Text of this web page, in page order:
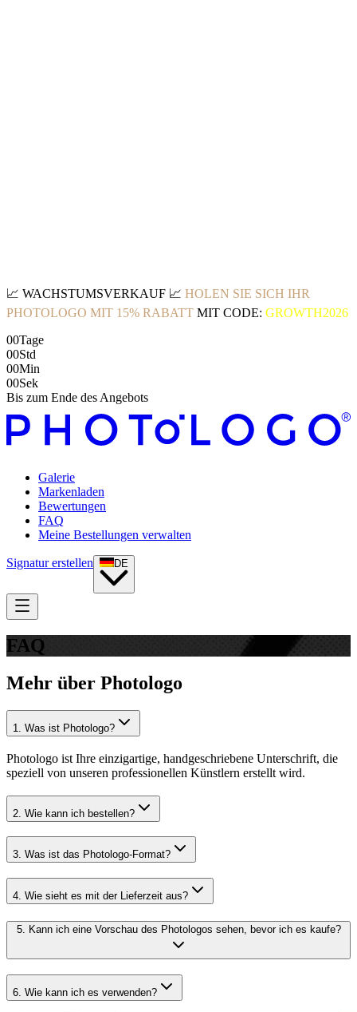
📈 WACHSTUMSVERKAUF 📈 HOLEN SIE SICH IHR
PHOTOLOGO MIT 15% RABATT MIT CODE: GROWTH2026
00Tage
00Std
00Min
00Sek
Bis zum Ende des Angebots
Galerie
Markenladen
Bewertungen
FAQ
Meine Bestellungen verwalten
Signatur erstellen DE
FAQ
Mehr über Photologo
1. Was ist Photologo?
Photologo ist Ihre einzigartige, handgeschriebene Unterschrift, die
speziell von unseren professionellen Künstlern erstellt wird.
2 Wie kann ich bestellen?
3. Was ist das Photologo-Format?
4. Wie sieht es mit der Lieferzeit aus?
5. Kann ich eine Vorschau des Photologos sehen, bevor ich es kaufe?
6 Wie kann ich es verwenden?